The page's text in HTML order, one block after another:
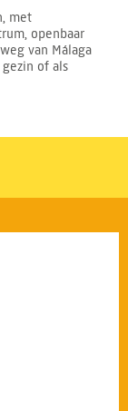
met
openbaar
van Málaga
of als